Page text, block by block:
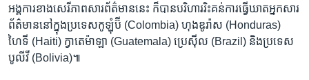
អង្គការ​ខាង​សេរីភាព​សារព័ត៌មាន​នេះ​ ក៏​បាន​បរិហារ​រិះ​គន់​ការ​ធ្វើ​ឃាត​អ្នក​សារ
ព័ត៌មាន​នៅ​ក្នុង​ប្រទេស​កូឡុំប៊ី (Colombia) ហុងឌូរ៉ាស (Honduras)
ហៃទី​ (Haiti) ក្វាតេម៉ាឡា (Guatemala) ប្រេស៊ីល (Brazil) និងប្រទេស​
បូលីវី (Bolivia)៕